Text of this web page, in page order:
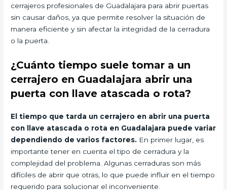
cerrajeros profesionales de Guadalajara para abrir puertas
sin causar daños, ya que permite resolver la situación de
manera eficiente y sin afectar la integridad de la cerradura
o la puerta.
¿Cuánto tiempo suele tomar a un
cerrajero en Guadalajara abrir una
puerta con llave atascada o rota?
El tiempo que tarda un cerrajero en abrir una puerta
con llave atascada o rota en Guadalajara puede variar
dependiendo de varios factores. En primer lugar, es
importante tener en cuenta el tipo de cerradura y la
complejidad del problema. Algunas cerraduras son más
difíciles de abrir que otras, lo que puede influir en el tiempo
requerido para solucionar el inconveniente.